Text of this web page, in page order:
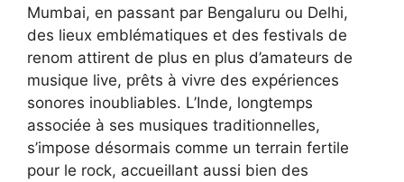
Mumbai, en passant par Bengaluru ou Delhi,
des lieux emblématiques et des festivals de
renom attirent de plus en plus d’amateurs de
musique live, prêts à vivre des expériences
sonores inoubliables. L’Inde, longtemps
associée à ses musiques traditionnelles,
s’impose désormais comme un terrain fertile
pour le rock, accueillant aussi bien des